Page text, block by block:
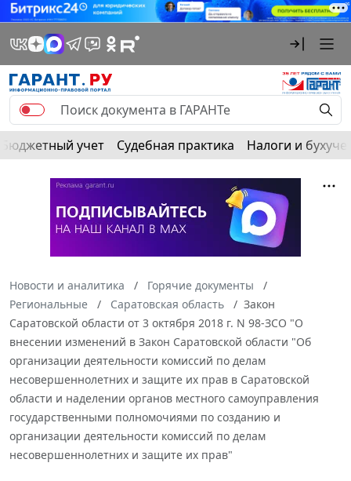
Бюджетный учет Судебная практика Налоги и
Новости и аналитика
Горячие документы
Региональные
Саратовская область
Закон
Саратовской области от 3 октября 2018 г. N 98-ЗСО "О
внесении изменений в Закон Саратовской области "Об
организации деятельности комиссий по делам
несовершеннолетних и защите их прав в Саратовской
области и наделении органов местного самоуправления
государственными полномочиями по созданию и
организации деятельности комиссий по делам
несовершеннолетних и защите их прав"